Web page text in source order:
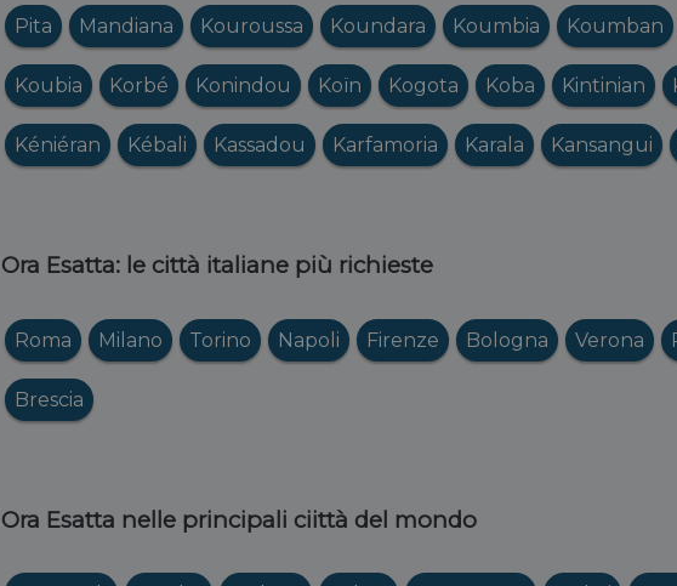
Pita Mandiana Kouroussa Koundara Koumbia Koumban
Koubia Korbé Konindou Koïn Kogota Koba Kintinian
Kéniéran Kébali Kassadou Karfamoria Karala Kansangui
Ora Esatta: le città italiane più richieste
Roma Milano Torino Napoli Firenze Bologna Verona
Brescia
Ora Esatta nelle principali ciittà del mondo